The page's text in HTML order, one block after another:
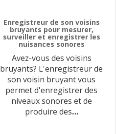
Enregistreur de son voisins
bruyants pour mesurer,
surveiller et enregistrer les
nuisances sonores
Avez-vous des voisins
bruyants? L'enregistreur de
son voisin bruyant vous
permet d'enregistrer des
niveaux sonores et de
produire des…